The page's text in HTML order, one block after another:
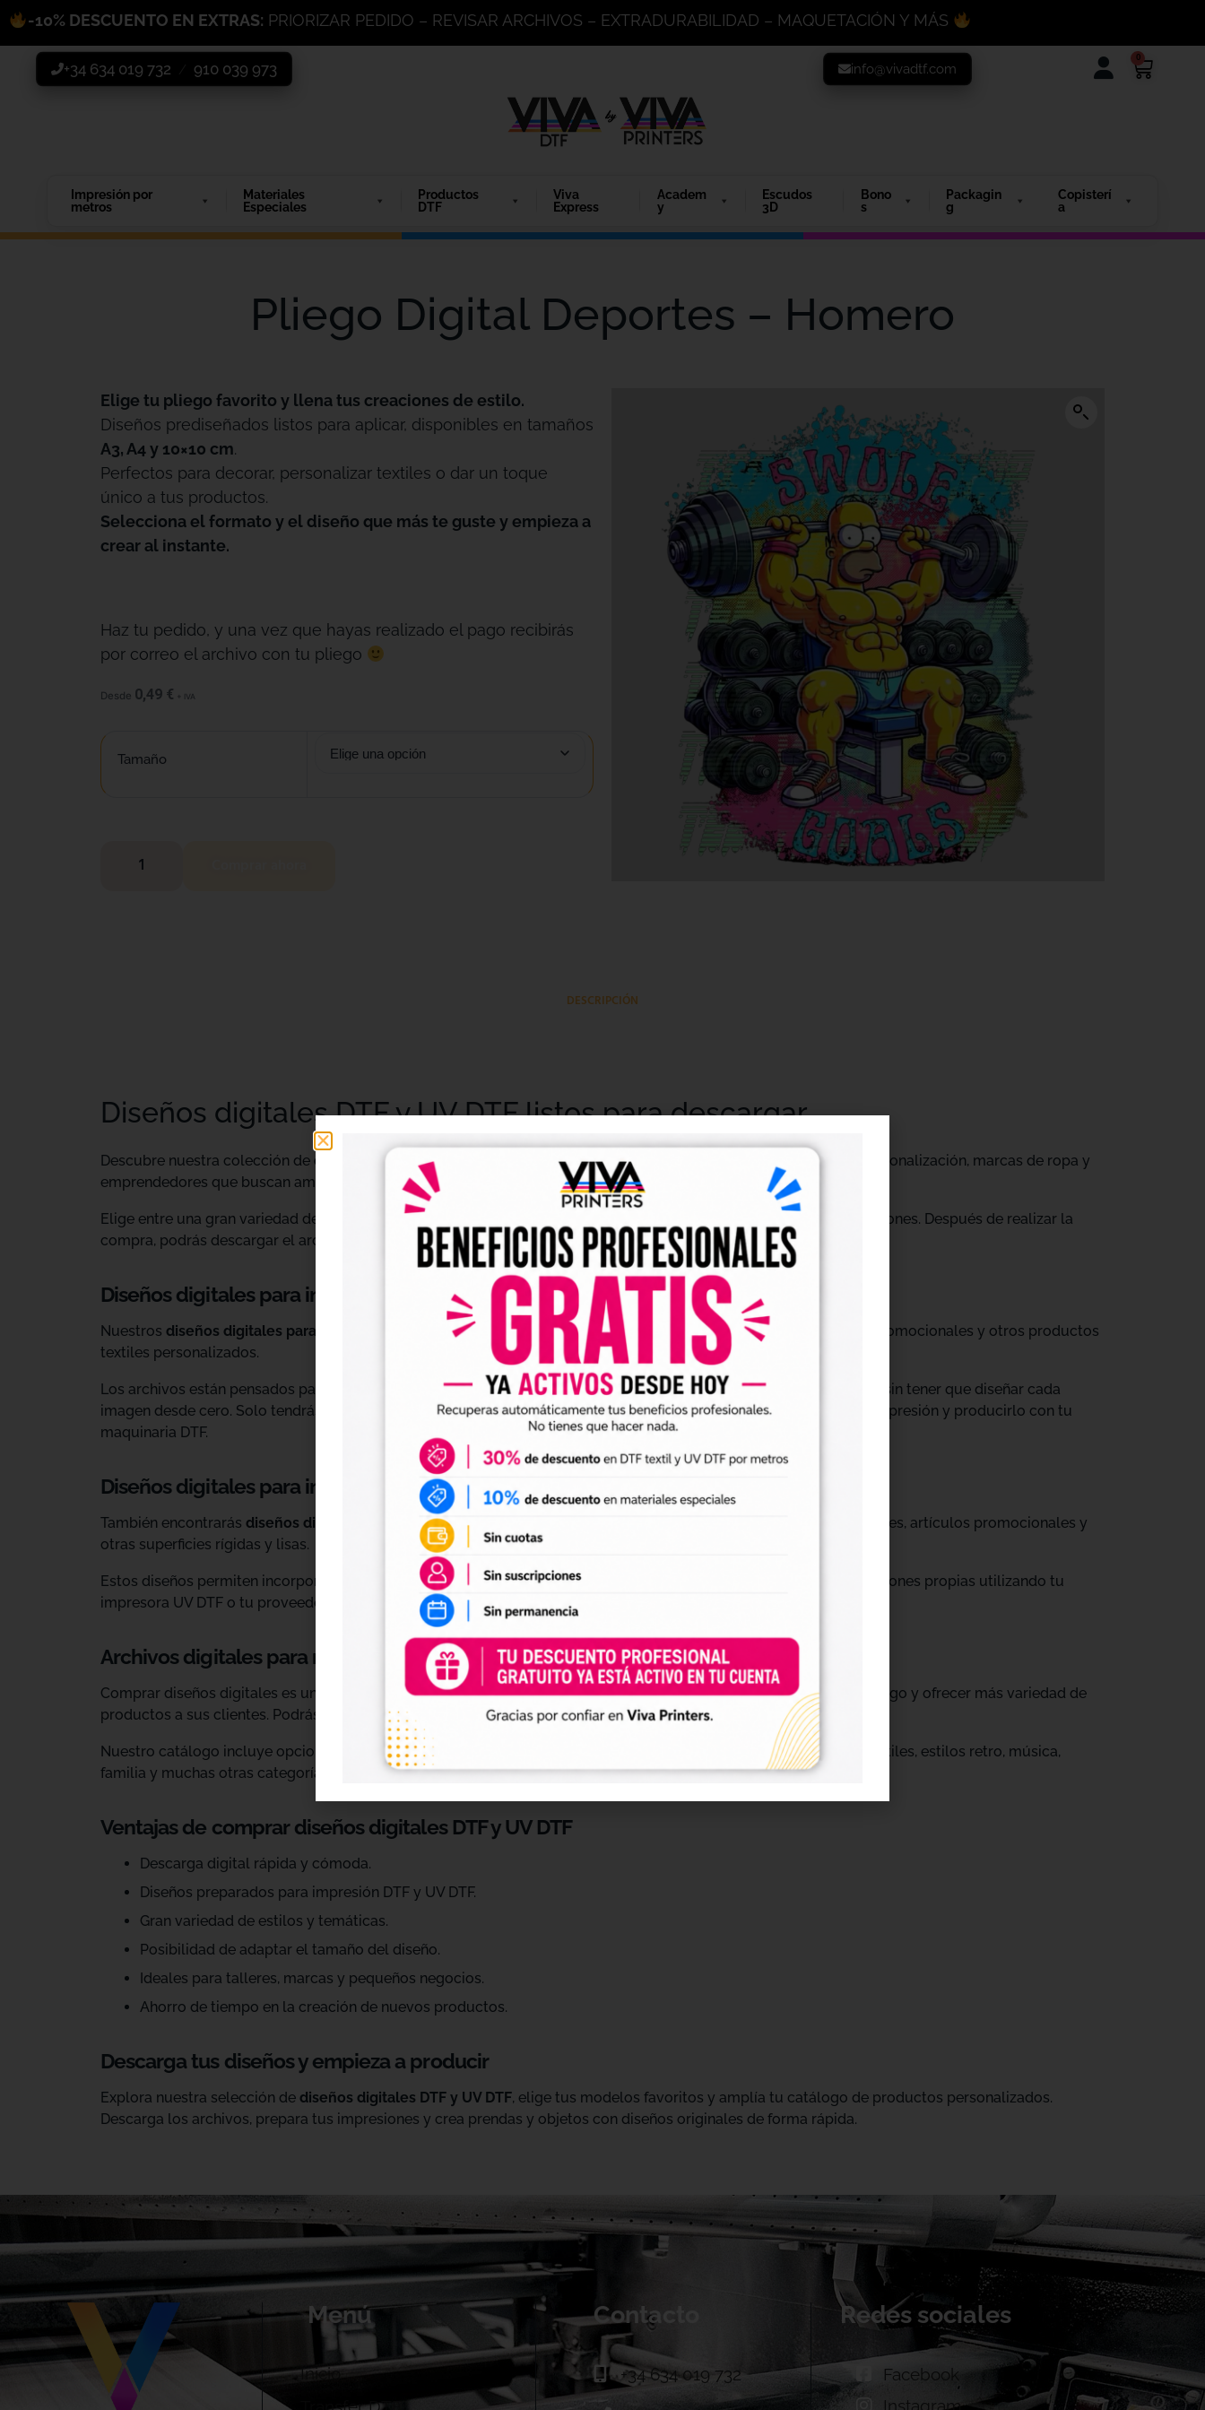
-10% DESCUENTO EN EXTRAS: PRIORIZAR PEDIDO – REVISAR ARCHIVOS – EXTRADURABILIDAD – MAQUETACIÓN Y MÁS
0
+34 634 019 732 910 039 973 info@vivadtf.com
Impresión por
metros
Materiales
Especiales
Productos
DTF
Viva
Express
Academ
y
Escudos
3D
Bono
s
Packagin
g
Copisterí
a
Pliego Digital Deportes – Homero
Elige tu pliego favorito y llena tus creaciones de estilo.
Diseños prediseñados listos para aplicar, disponibles en tamaños
A3, A4 y 10×10 cm.
Perfectos para decorar, personalizar textiles o dar un toque
único a tus productos.
Selecciona el formato y el diseño que más te guste y empieza a
crear al instante.
Haz tu pedido, y una vez que hayas realizado el pago recibirás
por correo el archivo con tu pliego
Desde 0,49 € + IVA
Tamaño
DESCRIPCIÓN
Diseños digitales DTF y UV DTF listos para descargar
Descubre nuestra colección de diseños digitales DTF y UV DTF
, creados para talleres de impresión, negocios de personalización, marcas de ropa y
emprendedores que buscan ampliar su catálogo de forma rápida y sencilla.
Elige entre una gran variedad de diseños individuales y archivos digitales preparados para incorporar a tus producciones. Después de realizar la
compra, podrás descargar el archivo y utilizarlo en tus trabajos de impresión DTF o UV DTF.
Diseños digitales para impresión DTF textil
Nuestros diseños digitales para DTF
son ideales para crear camisetas, sudaderas, tote bags, ropa infantil, prendas promocionales y otros productos
textiles personalizados.
Los archivos están pensados para facilitar la preparación de tus impresiones y ayudarte a crear nuevas colecciones sin tener que diseñar cada
imagen desde cero. Solo tendrás que adaptar el tamaño a tus necesidades, preparar el archivo en tu programa de impresión y producirlo con tu
maquinaria DTF.
Diseños digitales para impresión UV DTF
También encontrarás diseños digitales para UV DTF, perfectos para personalizar vasos, botellas, termos, cajas, envases, artículos promocionales y
otras superficies rígidas y lisas.
Estos diseños permiten incorporar nuevas opciones a tu catálogo de personalización de objetos y preparar producciones propias utilizando tu
impresora UV DTF o tu proveedor habitual de impresión.
Archivos digitales para negocios de personalización
Comprar diseños digitales es una solución práctica para profesionales que quieren ahorrar tiempo, renovar su catálogo y ofrecer más variedad de
productos a sus clientes. Podrás escoger diseños de diferentes estilos, temáticas, temporadas y públicos.
Nuestro catálogo incluye opciones para celebraciones, Navidad, Halloween, deporte, mascotas, frases, diseños infantiles, estilos retro, música,
familia y muchas otras categorías.
Ventajas de comprar diseños digitales DTF y UV DTF
Descarga digital rápida y cómoda.
Diseños preparados para impresión DTF y UV DTF.
Gran variedad de estilos y temáticas.
Posibilidad de adaptar el tamaño del diseño.
Ideales para talleres, marcas y pequeños negocios.
Ahorro de tiempo en la creación de nuevos productos.
Descarga tus diseños y empieza a producir
Explora nuestra selección de diseños digitales DTF y UV DTF, elige tus modelos favoritos y amplía tu catálogo de productos personalizados.
Descarga los archivos, prepara tus impresiones y crea prendas y objetos con diseños originales de forma rápida.
Menú
Inicio
Contacto
+34 634 019 732
Redes sociales
Facebook
Instagram